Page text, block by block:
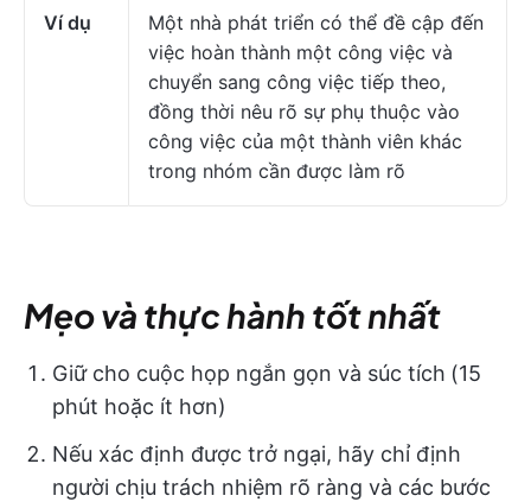
Ví dụ
Một nhà phát triển có thể đề cập đến
việc hoàn thành một công việc và
chuyển sang công việc tiếp theo,
đồng thời nêu rõ sự phụ thuộc vào
công việc của một thành viên khác
trong nhóm cần được làm rõ
Mẹo và thực hành tốt nhất
Giữ cho cuộc họp ngắn gọn và súc tích (15
phút hoặc ít hơn)
Nếu xác định được trở ngại, hãy chỉ định
người chịu trách nhiệm rõ ràng và các bước